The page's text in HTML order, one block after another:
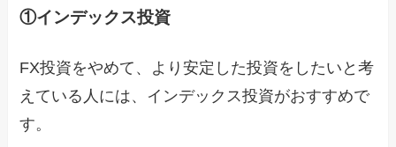
①インデックス投資
FX投資をやめて、より安定した投資をしたいと考
えている人には、インデックス投資がおすすめで
す。